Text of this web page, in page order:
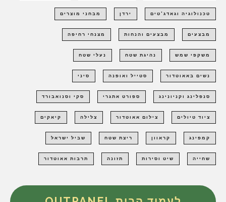
טכנולוגיה וגאדג'טים ירדן מבחני מוצרים
מבצעים מבצעים והנחות מצנחי רחיפה
משקפי שמש נהיגת שטח נעלי שטח
נשים באאוטדור סטייל ואופנה סיני
סנפלינג וקניונינג ספורט אתגרי סקי וסנואבורד
ציוד טיולים צילום אאוטדור צלילה קיאקים
קמפינג קראוון ריצת שטח שביל ישראל
שחייה שיט וסירות תזונה תרבות אאוטדור